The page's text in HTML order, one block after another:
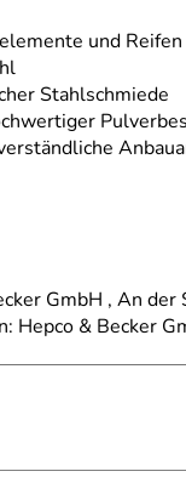
und
Stahlschmiede
GmbH , An
Hepco & Becker